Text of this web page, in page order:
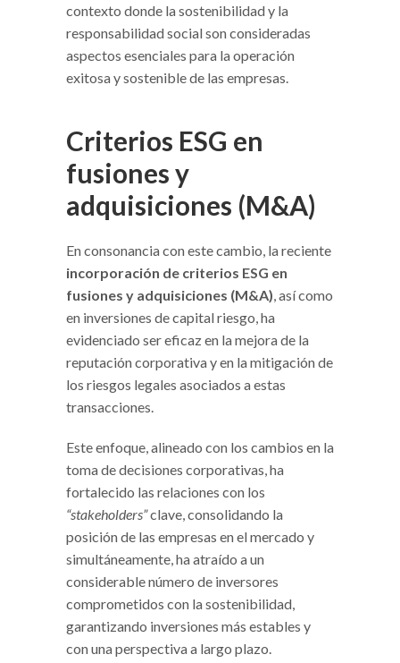
contexto donde la sostenibilidad y la
responsabilidad social son consideradas
aspectos esenciales para la operación
exitosa y sostenible de las empresas.
Criterios ESG en
fusiones y
adquisiciones (M&A)
En consonancia con este cambio, la reciente
incorporación de criterios ESG en
fusiones y adquisiciones (M&A), así como
en inversiones de capital riesgo, ha
evidenciado ser eficaz en la mejora de la
reputación corporativa y en la mitigación de
los riesgos legales asociados a estas
transacciones.
Este enfoque, alineado con los cambios en la
toma de decisiones corporativas, ha
fortalecido las relaciones con los
“stakeholders”clave, consolidando la
posición de las empresas en el mercado y
simultáneamente, ha atraído a un
considerable número de inversores
comprometidos con la sostenibilidad,
garantizando inversiones más estables y
con una perspectiva a largo plazo.